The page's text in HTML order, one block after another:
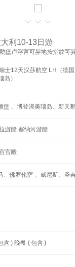
利10-13日游
堡卢浮宫可异地按指纹可
士12天汉莎航空 LH（德
岛）
堡 、博登湖美瑙岛、新天
游船 塞纳河游船
宫殿
、佛罗伦萨 、威尼斯、圣
含 ) 晚餐 ( 包含 )